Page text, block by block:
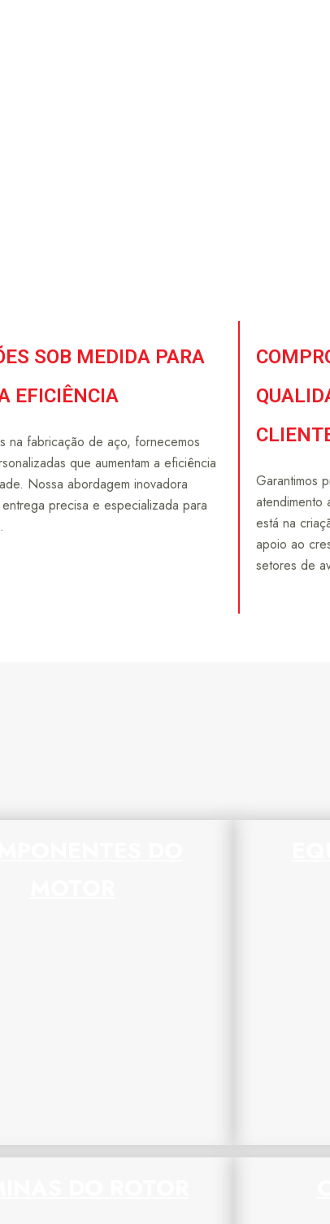
SOB MEDIDA PARA
EFICIÊNCIA
na fabricação de aço, fornecemos
que aumentam a eficiência
Nossa abordagem inovadora
precisa e especializada para
Garantimos
está na
apoio ao
setores de